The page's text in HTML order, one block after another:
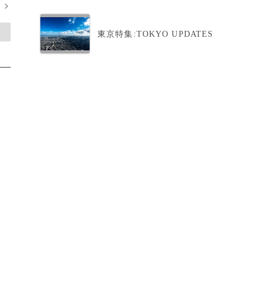
>
東京特集:TOKYO UPDATES